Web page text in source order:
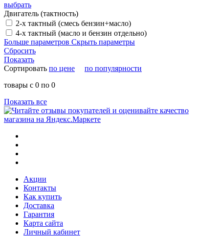
выбрать
Двигатель (тактность)
2-х тактный (смесь бензин+масло)
4-х тактный (масло и бензин отдельно)
Больше параметров Скрыть параметры
Сбросить
Показать
Сортировать по цене
по популярности
товары с 0 по 0
Показать все
Акции
Контакты
Как купить
Доставка
Гарантия
Карта сайта
Личный кабинет